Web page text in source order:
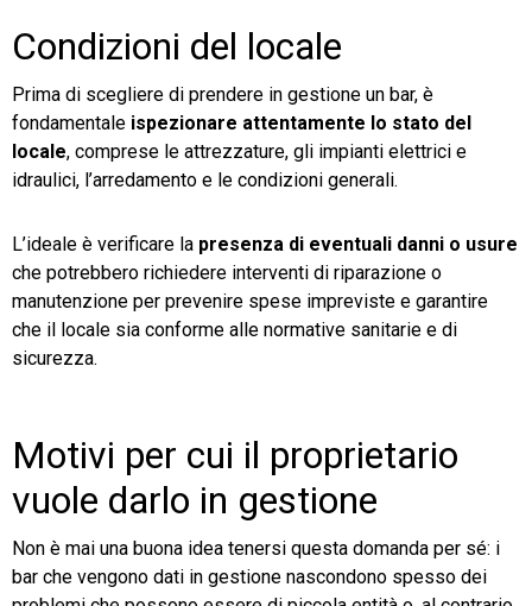
Condizioni del locale
Prima di scegliere di prendere in gestione un bar, è
fondamentale ispezionare attentamente lo stato del
locale, comprese le attrezzature, gli impianti elettrici e
idraulici, l’arredamento e le condizioni generali.
L’ideale è verificare la presenza di eventuali danni o usure
che potrebbero richiedere interventi di riparazione o
manutenzione per prevenire spese impreviste e garantire
che il locale sia conforme alle normative sanitarie e di
sicurezza.
Motivi per cui il proprietario
vuole darlo in gestione
Non è mai una buona idea tenersi questa domanda per sé: i
bar che vengono dati in gestione nascondono spesso dei